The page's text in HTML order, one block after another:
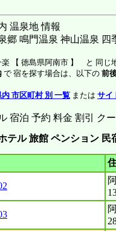
温泉地 情報
郷 鳴門温泉 神山温泉 四
楽 【 徳島県阿南市 】 と 同じ
で 宿を探す場合は、以下の 前
市区町村 別 一覧 または サイ
テル 旅館 ペンション 民